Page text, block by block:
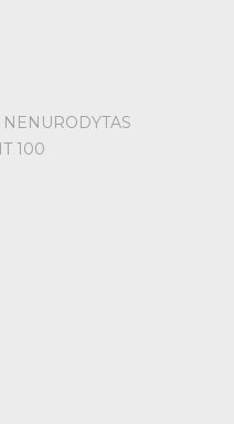
NENURODYTAS
100